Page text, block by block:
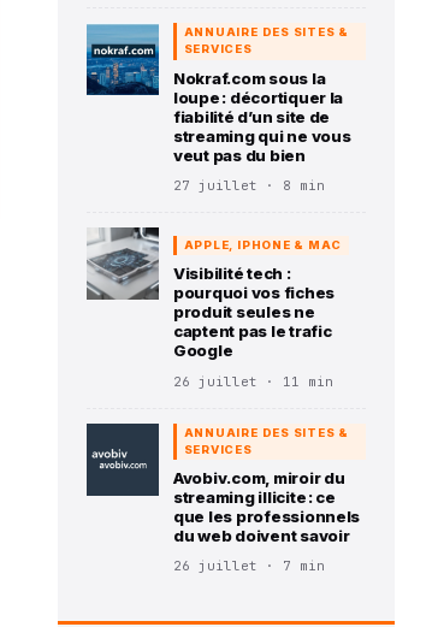
ANNUAIRE DES SITES &
SERVICES
Nokraf.com sous la
loupe : décortiquer la
fiabilité d’un site de
streaming qui ne vous
veut pas du bien
27 juillet · 8 min
APPLE, IPHONE & MAC
Visibilité tech :
pourquoi vos fiches
produit seules ne
captent pas le trafic
Google
26 juillet · 11 min
ANNUAIRE DES SITES &
SERVICES
Avobiv.com, miroir du
streaming illicite : ce
que les professionnels
du web doivent savoir
26 juillet · 7 min